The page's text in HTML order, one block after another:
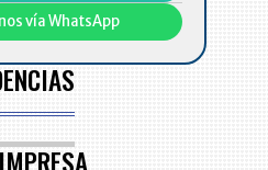
vía WhatsApp